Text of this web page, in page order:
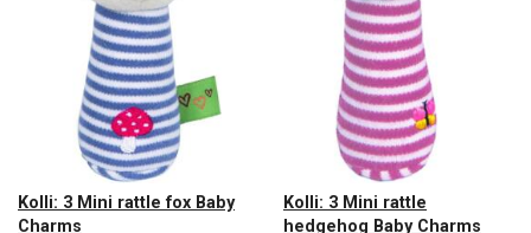
Kolli: 3 Mini rattle fox Baby
Charms
Kolli: 3 Mini rattle
hedgehog Baby Charms